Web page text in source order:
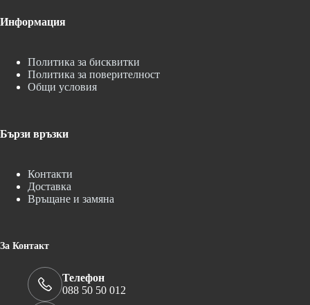
Информация
Политика за бисквитки
Политика за поверителност
Общи условия
Бързи връзки
Контакти
Доставка
Връщане и замяна
За Контакт
Телефон
088 50 50 012